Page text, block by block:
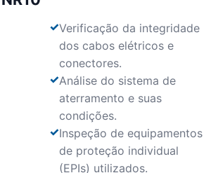
Verificação da integridade
dos cabos elétricos e
conectores.
Análise do sistema de
aterramento e suas
condições.
Inspeção de equipamentos
de proteção individual
(EPIs) utilizados.